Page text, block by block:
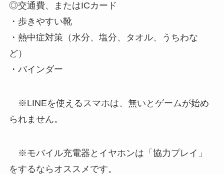
◎交通費、またはICカード
・歩きやすい靴
・熱中症対策（水分、塩分、タオル、うちわな
ど）
・バインダー
※LINEを使えるスマホは、無いとゲームが始め
られません。
※モバイル充電器とイヤホンは「協力プレイ」
をするならオススメです。